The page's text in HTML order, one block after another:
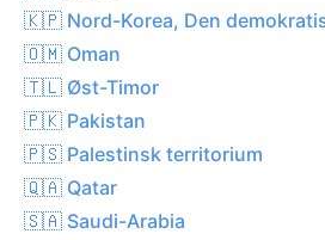
🇰🇵 Nord-Korea, Den
🇴🇲 Oman
🇹🇱 Øst-Timor
🇵🇰 Pakistan
🇵🇸 Palestinsk territorium
🇶🇦 Qatar
🇸🇦 Saudi-Arabia